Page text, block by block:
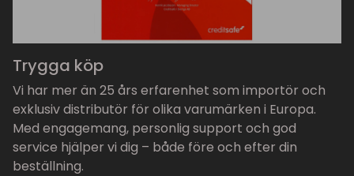
Trygga köp
Vi har mer än 25 års erfarenhet som importör och
exklusiv distributör för olika varumärken i Europa.
Med engagemang, personlig support och god
service hjälper vi dig – både före och efter din
beställning.